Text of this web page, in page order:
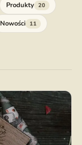
Produkty 20
Nowości 11